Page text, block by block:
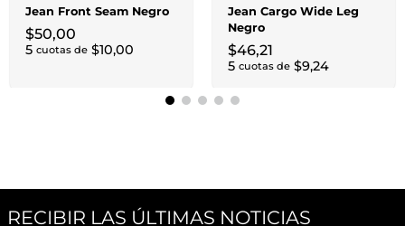
Jean Front Seam Negro
$50,00
5 cuotas de $10,00
Jean Cargo Wide Leg
Negro
$46,21
5 cuotas de $9,24
RECIBIR LAS ÚLTIMAS NOTICIAS